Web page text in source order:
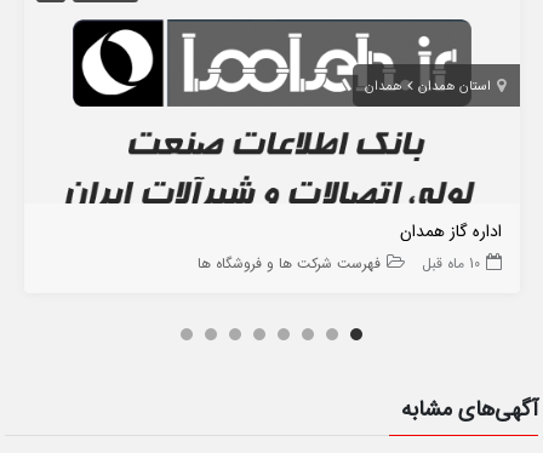
استان همدان همدان
اداره گاز همدان
10 ماه قبل فهرست شرکت ها و فروشگاه ها
آگهی‌های مشابه